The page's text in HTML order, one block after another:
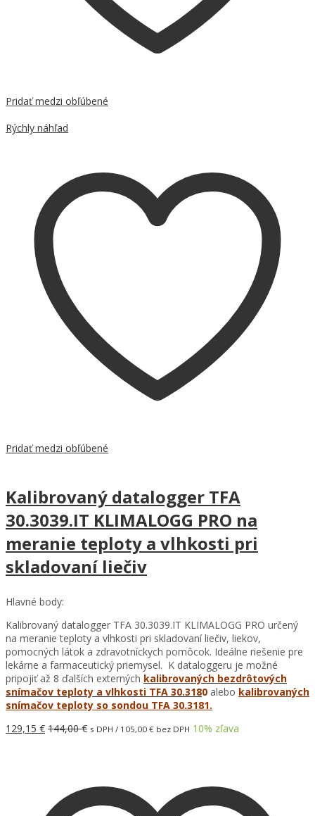
Pridať medzi obľúbené
Rýchly náhľad
Pridať medzi obľúbené
Kalibrovaný datalogger TFA
30.3039.IT KLIMALOGG PRO na
meranie teploty a vlhkosti pri
skladovaní liečiv
Hlavné body:
Kalibrovaný datalogger TFA 30.3039.IT KLIMALOGG PRO určený
na meranie teploty a vlhkosti pri skladovaní liečiv, liekov,
pomocných látok a zdravotníckych pomôcok. Ideálne riešenie pre
lekárne a farmaceutický priemysel. K dataloggeru je možné
pripojiť až 8 ďalších externých kalibrovaných bezdrôtových
snímačov teploty a vlhkosti TFA 30.3180 alebo kalibrovaných
snímačov teploty so sondou TFA 30.3181.
129,15 € 144,00€ s DPH / 105,00 € bez DPH 10% zľava